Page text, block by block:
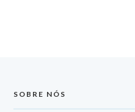
SOBRE NÓS